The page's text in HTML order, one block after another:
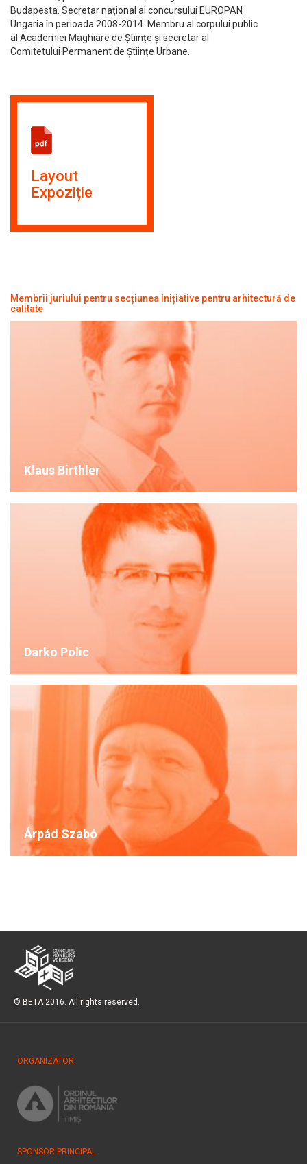
Budapesta. Secretar național al concursului EUROPAN
Ungaria în perioada 2008-2014. Membru al corpului public
al Academiei Maghiare de Științe și secretar al
Comitetului Permanent de Științe Urbane.
Layout
Expoziție
Membrii juriului pentru secțiunea Inițiative pentru arhitectură de
calitate
Klaus Birthler
Darko Polic
Árpád Szabó
© BETA 2016. All rights reserved.
ORGANIZATOR
SPONSOR PRINCIPAL